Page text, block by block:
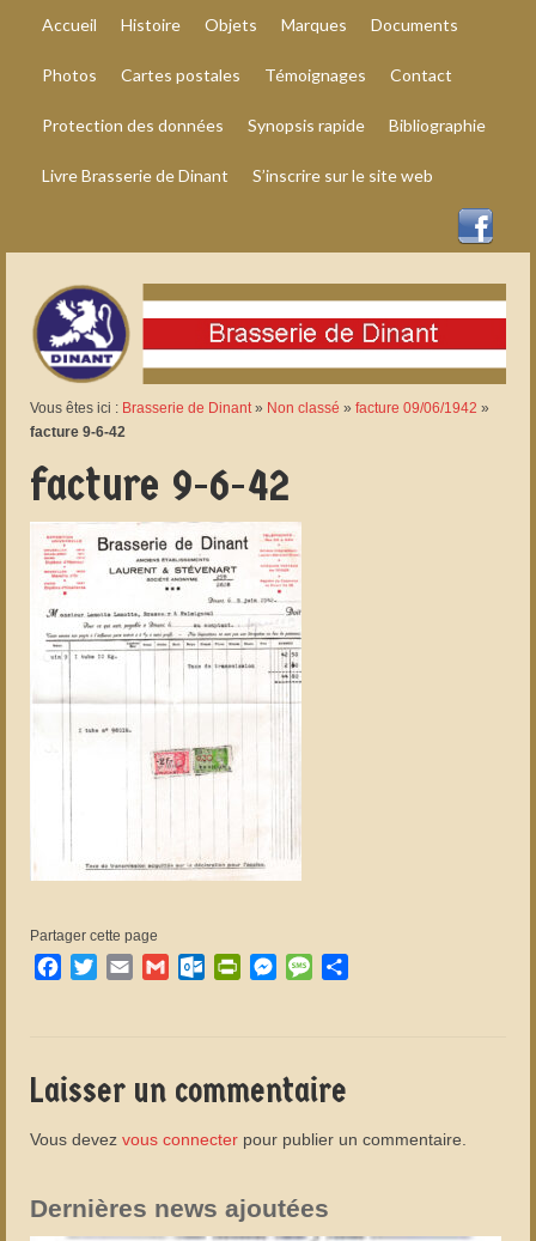
Accueil Histoire Objets Marques Documents
Photos Cartes postales Témoignages Contact
Protection des données Synopsis rapide Bibliographie
Livre Brasserie de Dinant S’inscrire sur le site web
Vous êtes ici : Brasserie de Dinant» Non classé » facture 09/06/1942 »
facture 9-6-42
facture 9-6-42
Partager cette page
Facebook
TwitterEmail GmailOutlook.com
PrintFriendly
Messenger
Message
Laisser un commentaire
Vous devez vous connecter pour publier un commentaire.
Dernières news ajoutées